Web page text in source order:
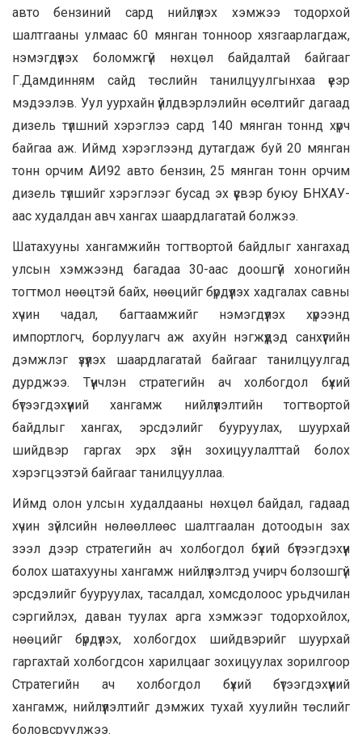
авто бензиний сард нийлүүлэх хэмжээ тодорхой
шалтгааны улмаас 60 мянган тонноор хязгаарлагдаж,
нэмэгдүүлэх боломжгүй нөхцөл байдалтай байгааг
Г.Дамдинням сайд төслийн танилцуулгынхаа үеэр
мэдээлэв. Уул уурхайн үйлдвэрлэлийн өсөлтийг дагаад
дизель түлшний хэрэглээ сард 140 мянган тоннд хүрч
байгаа аж. Иймд хэрэглээнд дутагдаж буй 20 мянган
тонн орчим АИ92 авто бензин, 25 мянган тонн орчим
дизель түлшийг хэрэглээг бусад эх үүсвэр буюу БНХАУ-
аас худалдан авч хангах шаардлагатай болжээ.
Шатахууны хангамжийн тогтвортой байдлыг хангахад
улсын хэмжээнд багадаа 30-аас доошгүй хоногийн
тогтмол нөөцтэй байх, нөөцийг бүрдүүлэх хадгалах савны
хүчин чадал, багтаамжийг нэмэгдүүлэх хүрээнд
импортлогч, борлуулагч аж ахуйн нэгжүүдэд санхүүгийн
дэмжлэг үзүүлэх шаардлагатай байгааг танилцуулгад
дурджээ. Түүнчлэн стратегийн ач холбогдол бүхий
бүтээгдэхүүний хангамж нийлүүлэлтийн тогтвортой
байдлыг хангах, эрсдэлийг бууруулах, шуурхай
шийдвэр гаргах эрх зүйн зохицуулалттай болох
хэрэгцээтэй байгааг танилцууллаа.
Иймд олон улсын худалдааны нөхцөл байдал, гадаад
хүчин зүйлсийн нөлөөллөөс шалтгаалан дотоодын зах
зээл дээр стратегийн ач холбогдол бүхий бүтээгдэхүүн
болох шатахууны хангамж нийлүүлэлтэд учирч болзошгүй
эрсдэлийг бууруулах, тасалдал, хомсдолоос урьдчилан
сэргийлэх, даван туулах арга хэмжээг тодорхойлох,
нөөцийг бүрдүүлэх, холбогдох шийдвэрийг шуурхай
гаргахтай холбогдсон харилцааг зохицуулах зорилгоор
Стратегийн ач холбогдол бүхий бүтээгдэхүүний
хангамж, нийлүүлэлтийг дэмжих тухай хуулийн төслийг
боловсруулжээ.